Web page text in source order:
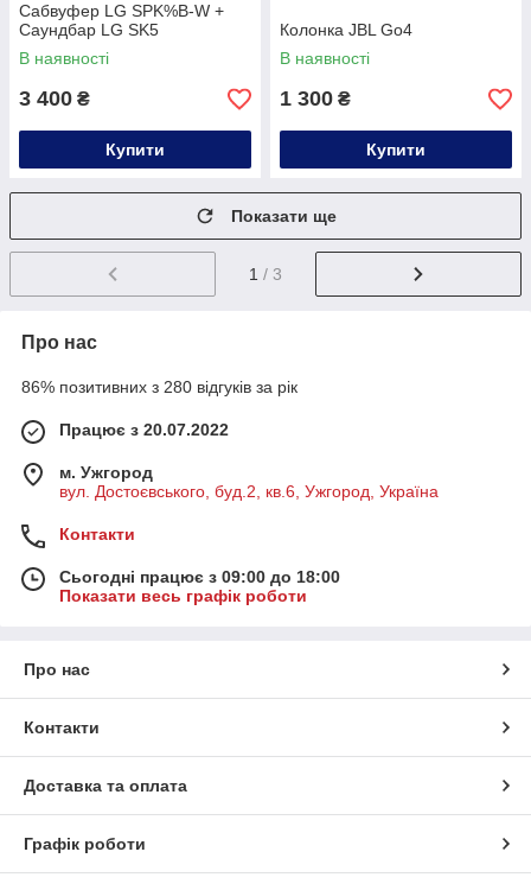
Сабвуфер LG SPK%B-W +
Саундбар LG SK5
В наявності
3 400 ₴
Купити
Колонка JBL Go4
В наявності
1 300 ₴
Купити
Показати ще
1 / 3
Про нас
86% позитивних з 280 відгуків за рік
Працює з 20.07.2022
м. Ужгород
вул. Достоєвського, буд.2, кв.6, Ужгород, Україна
Контакти
Сьогодні працює з 09:00 до 18:00
Показати весь графік роботи
Про нас
Контакти
Доставка та оплата
Графік роботи